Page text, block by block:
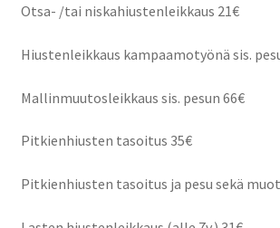
Otsa- /tai niskahiustenleikkaus 21€
Hiustenleikkaus kampaamotyönä sis.
Mallinmuutosleikkaus sis. pesun 66€
Pitkienhiusten tasoitus 35€
Pitkienhiusten tasoitus ja pesu sekä